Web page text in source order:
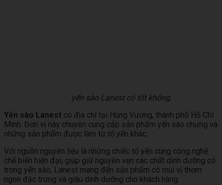
yến sào Lanest có tốt không
Yến sào Lanest có địa chỉ tại Hùng Vương, thành phố Hồ Chí
Minh. Đơn vị này chuyên cung cấp sản phẩm yến sào chưng và
những sản phẩm được làm từ tổ yến khác.
Với nguồn nguyên liệu là những chiếc tổ yến cùng công nghệ
chế biến hiện đại, giúp giữ nguyên vẹn các chất dinh dưỡng có
trong yến sào, Lanest mang đến sản phẩm có mùi vị thơm
ngon đặc trưng và giàu dinh dưỡng cho khách hàng.